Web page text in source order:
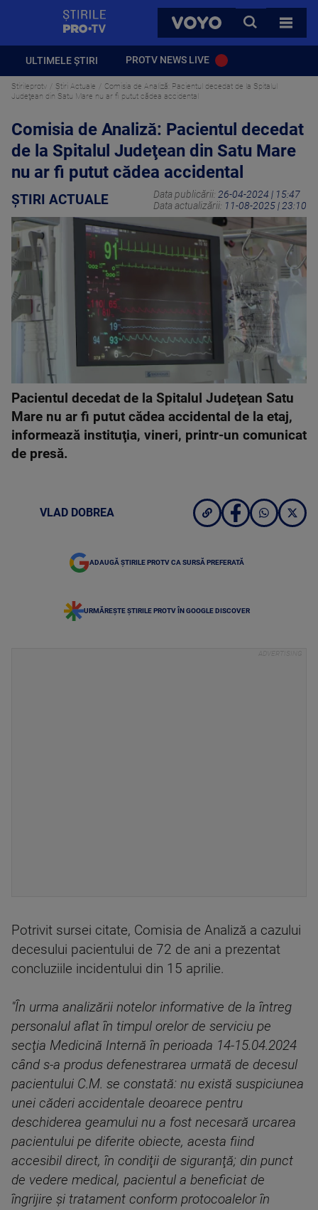
VOYO
CAUTA
TOATE
ULTIMELE ȘTIRI PROTV NEWS LIVE
Stirileprotv Știri Actuale
Comisia de Analiză: Pacientul decedat de la Spitalul
Judeţean din Satu Mare nu ar fi putut cădea accidental
Comisia de Analiză: Pacientul decedat
de la Spitalul Judeţean din Satu Mare
nu ar fi putut cădea accidental
ȘTIRI ACTUALE Data publicării: 26-04-2024 | 15:47
Data actualizării: 11-08-2025 | 23:10
Pacientul decedat de la Spitalul Judeţean Satu
Mare nu ar fi putut cădea accidental de la etaj,
informează instituţia, vineri, printr-un comunicat
de presă.
VLAD DOBREA
ADAUGĂ ȘTIRILE PROTV CA SURSĂ PREFERATĂ
URMĂREȘTE ȘTIRILE PROTV ÎN GOOGLE DISCOVER
Potrivit sursei citate, Comisia de Analiză a cazului
decesului pacientului de 72 de ani a prezentat
concluziile incidentului din 15 aprilie.
"În urma analizării notelor informative de la întreg
personalul aflat în timpul orelor de serviciu pe
secţia Medicină Internă în perioada 14-15.04.2024
când s-a produs defenestrarea urmată de decesul
pacientului C.M. se constată: nu există suspiciunea
unei căderi accidentale deoarece pentru
deschiderea geamului nu a fost necesară urcarea
pacientului pe diferite obiecte, acesta fiind
accesibil direct, în condiţii de siguranţă; din punct
de vedere medical, pacientul a beneficiat de
îngrijire şi tratament conform protocoalelor în